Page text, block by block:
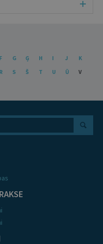
F G Ģ H I J
K
R S Š T U Ū
V